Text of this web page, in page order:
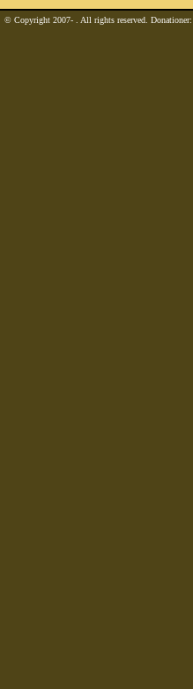
© Copyright 2007- . All rights reserved.